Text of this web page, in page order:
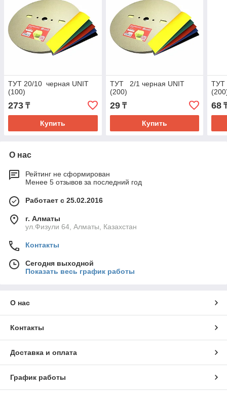
ТУТ 20/10 черная UNIT
(100)
273 ₸
Купить
ТУТ 2/1 черная UNIT
(200)
29₸
Купить
ТУТ
68
О нас
Рейтинг не сформирован
Менее 5 отзывов за последний год
Работает с 25.02.2016
г. Алматы
ул.Физули 64, Алматы, Казахстан
Контакты
Сегодня выходной
Показать весь график работы
О нас
Контакты
Доставка и оплата
График работы